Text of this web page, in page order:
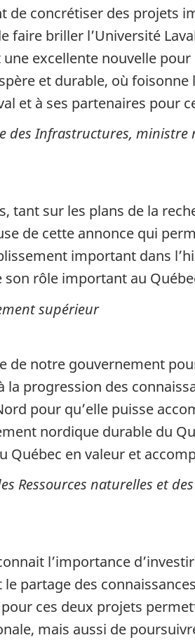
de concrétiser des projets
briller l’Université
excellente nouvelle
et durable, où
et à ses partenaires pour
des Infrastructures,
tant sur les plans de la
de cette annonce qui
important dans
son rôle important au
supérieur
de notre gouvernement
progression des
pour qu’elle puisse
nordique durable du
en valeur et
Ressources naturelles et
l’importance
partage des
ces deux projets
mais aussi de